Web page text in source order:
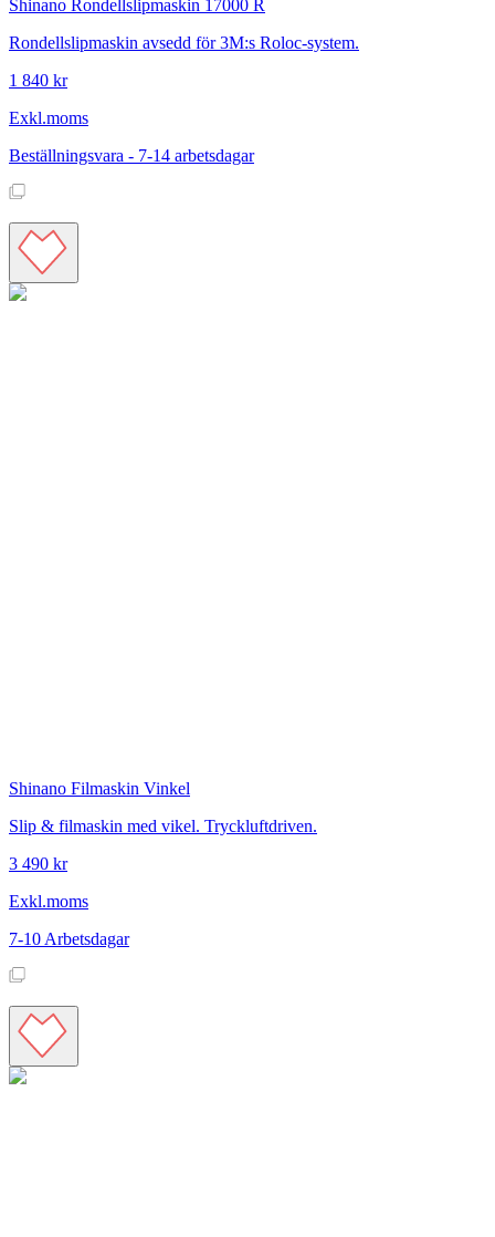
Shinano Rondellslipmaskin 17000 R
Rondellslipmaskin avsedd för 3M:s Roloc-system.
1 840 kr
Exkl.moms
Beställningsvara - 7-14 arbetsdagar
Shinano Filmaskin Vinkel
Slip & filmaskin med vikel. Tryckluftdriven.
3 490 kr
Exkl.moms
7-10 Arbetsdagar